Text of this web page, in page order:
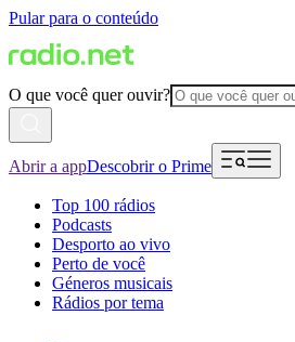
Pular para o conteúdo
O que você quer ouvir?
Abrir a appDescobrir o Prime
Top 100 rádios
Podcasts
Desporto ao vivo
Perto de você
Géneros musicais
Rádios por tema